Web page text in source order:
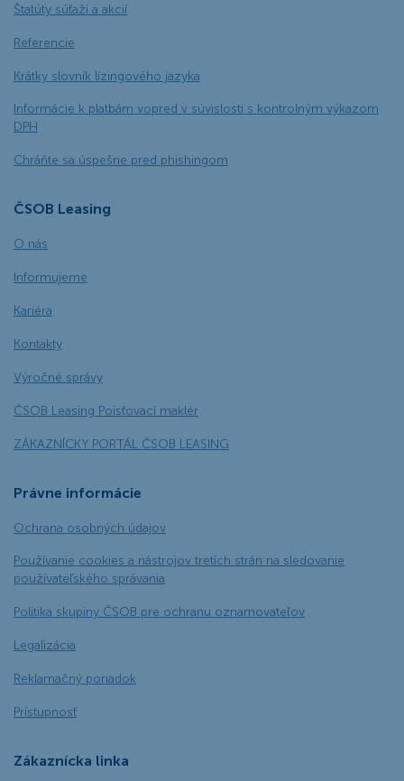
Štatúty súťaží a akcií
Referencie
Krátky slovník lízingového jazyka
Informácie k platbám vopred v súvislosti s kontrolným výkazom
DPH
Chráňte sa úspešne pred phishingom
ČSOB Leasing
O nás
Informujeme
Kariéra
Kontakty
Výročné správy
ČSOB Leasing Poisťovací maklér
ZÁKAZNÍCKY PORTÁL ČSOB LEASING
Právne informácie
Ochrana osobných údajov
Používanie cookies a nástrojov tretích strán na sledovanie
používateľského správania
Politika skupiny ČSOB pre ochranu oznamovateľov
Legalizácia
Reklamačný poriadok
Prístupnosť
Zákaznícka linka